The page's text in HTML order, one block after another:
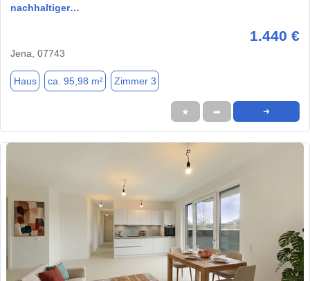
nachhaltiger…
1.440 €
Jena, 07743
Haus ca. 95,98 m² Zimmer 3
★ ➦ ➜